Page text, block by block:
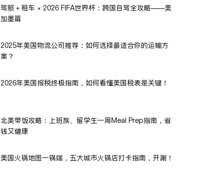
驾照＋租车 × 2026 FIFA世界杯：跨国自驾全攻略——美
加墨篇
2025年美国物流公司推荐：如何选择最适合你的运输方
案？
2026年美国报税终极指南，如何看懂美国税表是关键！
北美带饭攻略：上班族、留学生一周Meal Prep指南，省
钱又健康
美国火锅地图一锅端，五大城市火锅店打卡指南，开涮！